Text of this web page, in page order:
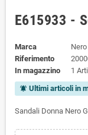
E615933 -
Marca
Riferimento
In magazzino
1
notifications_active Ultimi articoli in
Sandali Donna Nero